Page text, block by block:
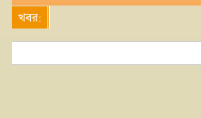
খবর: